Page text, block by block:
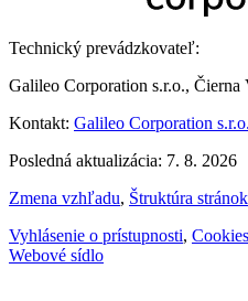
Technický prevádzkovateľ:
Galileo Corporation s.r.o., Čierna
Kontakt: Galileo Corporation s.r.o.
Posledná aktualizácia: 7. 8. 2026
Zmena vzhľadu, Štruktúra stránok
Vyhlásenie o prístupnosti, Cookies
Webové sídlo